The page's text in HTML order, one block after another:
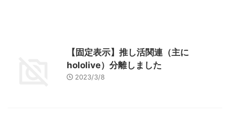
【固定表示】推し活関連（主に
hololive）分離しました
2023/3/8